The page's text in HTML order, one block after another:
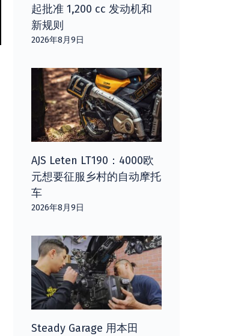
起批准 1,200 cc 发动机和
新规则
2026年8月9日
AJS Leten LT190：4000欧
元想要征服乡村的自动摩托
车
2026年8月9日
Steady Garage 用本田